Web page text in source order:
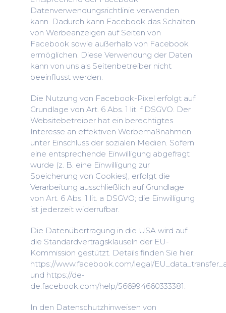
Datenverwendungsrichtlinie verwenden
kann. Dadurch kann Facebook das Schalten
von Werbeanzeigen auf Seiten von
Facebook sowie außerhalb von Facebook
ermöglichen. Diese Verwendung der Daten
kann von uns als Seitenbetreiber nicht
beeinflusst werden.
Die Nutzung von Facebook-Pixel erfolgt auf
Grundlage von Art. 6 Abs. 1 lit. f DSGVO. Der
Websitebetreiber hat ein berechtigtes
Interesse an effektiven Werbemaßnahmen
unter Einschluss der sozialen Medien. Sofern
eine entsprechende Einwilligung abgefragt
wurde (z. B. eine Einwilligung zur
Speicherung von Cookies), erfolgt die
Verarbeitung ausschließlich auf Grundlage
von Art. 6 Abs. 1 lit. a DSGVO; die Einwilligung
ist jederzeit widerrufbar.
Die Datenübertragung in die USA wird auf
die Standardvertragsklauseln der EU-
Kommission gestützt. Details finden Sie hier:
https://www.facebook.com/legal/
und https://de-
de.facebook.com/help/566994660333381.
In den Datenschutzhinweisen von